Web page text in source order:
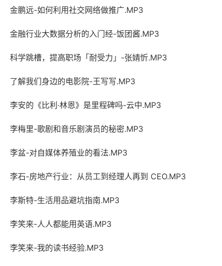
金鹏远-如何利用社交网络做推广.MP3
金融行业大数据分析的入门经-饭团酱.MP3
科学跳槽，提高职场「耐受力」-张婧忻.MP3
了解我们身边的电影院-王写写.MP3
李安的《比利·林恩》是里程碑吗-云中.MP3
李梅里-歌剧和音乐剧演员的秘密.MP3
李盆-对自媒体养殖业的看法.MP3
李石-房地产行业：从员工到经理人再到 CEO.MP3
李斯特-生活用品避坑指南.MP3
李笑来-人人都能用英语.MP3
李笑来-我的读书经验.MP3